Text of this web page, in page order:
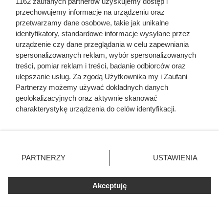
Lody kostka Grześki 180ml
2,49 zł / szt. (przy zakupie 5
szt.; wcześniej 3,49 zł / szt.)
przechowujemy informacje na urządzeniu oraz
przetwarzamy dane osobowe, takie jak unikalne
identyfikatory, standardowe informacje wysyłane przez
urządzenie czy dane przeglądania w celu zapewniania
spersonalizowanych reklam, wybór spersonalizowanych
treści, pomiar reklam i treści, badanie odbiorców oraz
ulepszanie usług. Za zgodą Użytkownika my i Zaufani
Partnerzy możemy używać dokładnych danych
geolokalizacyjnych oraz aktywnie skanować
charakterystykę urządzenia do celów identyfikacji.
zmienić/wycofać klikając przycisk ustawień prywatności
znajdujący się w lewym dolnym rogu strony
rodzaje przetwarzania danych nie wymagają zgody
użytkownika, ale masz prawo sprzeciwić się takiemu
przetwarzaniu. Preferencje będą miały zastosowania tylko
PARTNERZY USTAWIENIA
Akceptuję